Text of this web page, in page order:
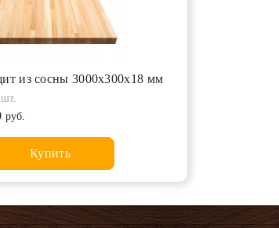
из сосны 3000х300х18 мм
руб.
Купить